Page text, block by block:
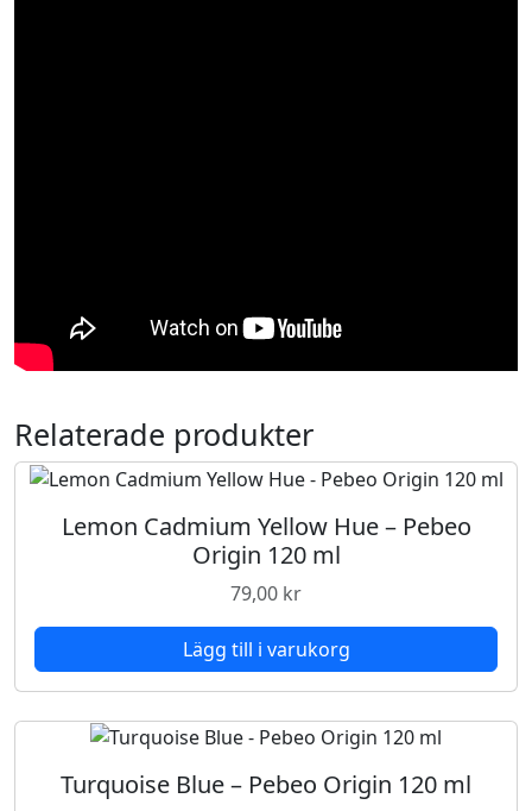
Relaterade produkter
Lemon Cadmium Yellow Hue – Pebeo
Origin 120 ml
79,00 kr
Lägg till i varukorg
Turquoise Blue – Pebeo Origin 120 ml